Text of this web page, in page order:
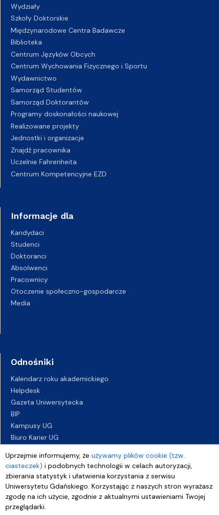
Uprzejmie informujemy, żeużywamy plików cookie (tzw.
ciasteczek) i podobnych technologii w celach autoryzacji,
zbierania statystyk i ułatwienia korzystania z serwisu
Uniwersytetu Gdańskiego. Korzystając z naszych stron wyrażasz
zgodę na ich użycie, zgodnie z aktualnymi ustawieniami Twojej
przeglądarki.
Wydziały
Szkoły Doktorskie
Międzynarodowe Centra Badawcze
Biblioteka
Centrum Języków Obcych
Centrum Wychowania Fizycznego i Sportu
Wydawnictwo
Samorząd Studentów
Samorząd Doktorantów
Programy doskonałości naukowej
Realizowane projekty
Jednostki i organizacje
Znajdź pracownika
Uczelnie Fahrenheita
Centrum Kompetencyjne EZD
Informacje dla
Kandydaci
Studenci
Doktoranci
Absolwenci
Pracownicy
Otoczenie społeczno-gospodarcze
Media
Odnośniki
Kalendarz roku akademickiego
Helpdesk
Gazeta Uniwersytecka
BIP
Kampusy UG
Biuro Karier UG
Deklaracja dostępności